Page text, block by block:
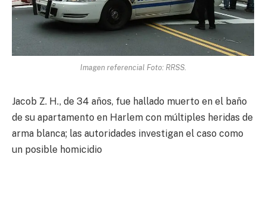
Imagen referencial Foto: RRSS.
Jacob Z. H., de 34 años, fue hallado muerto en el baño
de su apartamento en Harlem con múltiples heridas de
arma blanca; las autoridades investigan el caso como
un posible homicidio